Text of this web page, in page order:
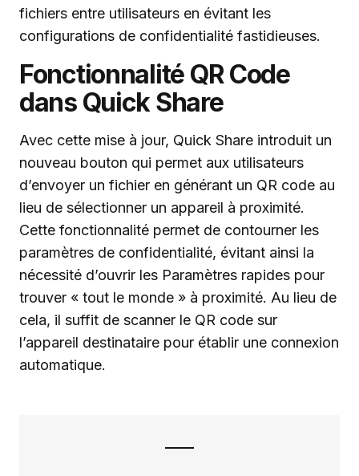
fichiers entre utilisateurs en évitant les
configurations de confidentialité fastidieuses.
Fonctionnalité QR Code
dans Quick Share
Avec cette mise à jour, Quick Share introduit un
nouveau bouton qui permet aux utilisateurs
d’envoyer un fichier en générant un QR code au
lieu de sélectionner un appareil à proximité.
Cette fonctionnalité permet de contourner les
paramètres de confidentialité, évitant ainsi la
nécessité d’ouvrir les Paramètres rapides pour
trouver « tout le monde » à proximité. Au lieu de
cela, il suffit de scanner le QR code sur
l’appareil destinataire pour établir une connexion
automatique.